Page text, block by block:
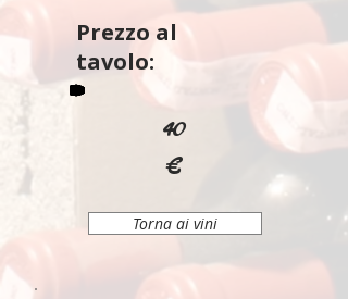
Prezzo al
tavolo:
40
€
Torna ai vini